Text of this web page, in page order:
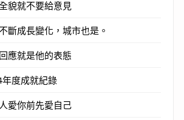
貌就不要給意見
斷成長變化，城市也是。
應就是他的表態
度成就紀錄
愛你前先愛自己